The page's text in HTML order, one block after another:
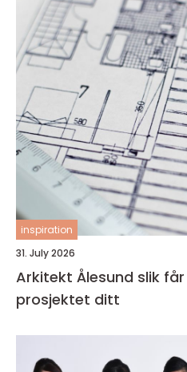
inspiration
31. July 2026
Arkitekt Ålesund slik får du mest ut av
prosjektet ditt